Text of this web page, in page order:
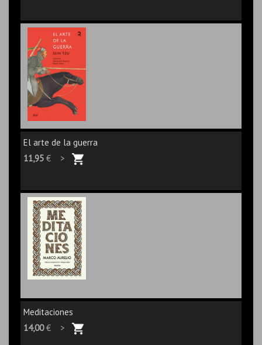
El arte de la guerra
11,95 € >
Meditaciones
14,00€ >